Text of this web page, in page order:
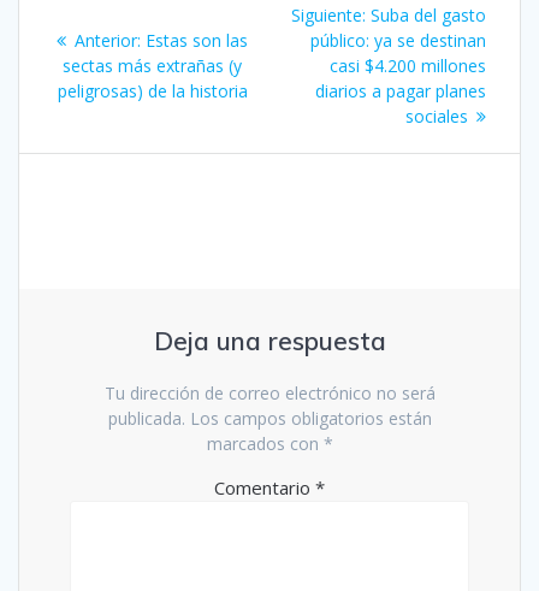
de
entradas
Anterior: Entrada
anterior:
Estas son las
sectas más extrañas (y
peligrosas) de la historia
Siguiente: Siguiente
entrada:
Suba del gasto
público: ya se destinan
casi $4.200 millones
diarios a pagar planes
sociales
Deja una respuesta
Tu dirección de correo electrónico no será
publicada. Los campos obligatorios están
marcados con *
Comentario *